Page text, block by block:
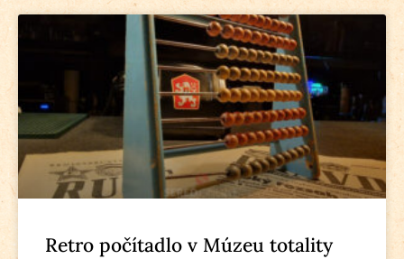
Retro počítadlo v Múzeu totality